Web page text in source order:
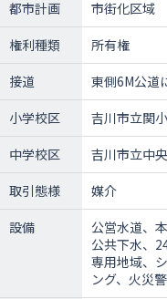
都市計画
市街化区域
権利種類
所有権
接道
東側6M公道
小学校区
吉川市立関
中学校区
吉川市立中
取引態様
媒介
設備
公営水道、
公共下水、
専用地域、
ング、火災